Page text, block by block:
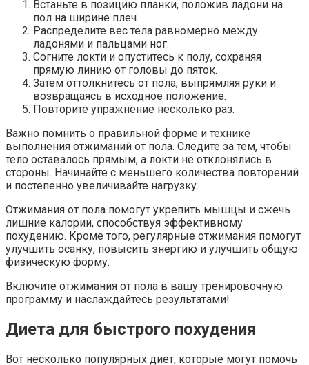
Встаньте в позицию планки, положив ладони на
пол на ширине плеч.
Распределите вес тела равномерно между
ладонями и пальцами ног.
Согните локти и опуститесь к полу, сохраняя
прямую линию от головы до пяток.
Затем оттолкнитесь от пола, выпрямляя руки и
возвращаясь в исходное положение.
Повторите упражнение несколько раз.
Важно помнить о правильной форме и технике
выполнения отжиманий от пола. Следите за тем, чтобы
тело оставалось прямым, а локти не отклонялись в
стороны. Начинайте с меньшего количества повторений
и постепенно увеличивайте нагрузку.
Отжимания от пола помогут укрепить мышцы и сжечь
лишние калории, способствуя эффективному
похудению. Кроме того, регулярные отжимания помогут
улучшить осанку, повысить энергию и улучшить общую
физическую форму.
Включите отжимания от пола в вашу тренировочную
программу и наслаждайтесь результатами!
Диета для быстрого похудения
Вот несколько популярных диет, которые могут помочь